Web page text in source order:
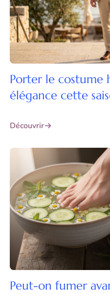
Porter le costume
élégance cette
Découvrir
Peut-on fumer